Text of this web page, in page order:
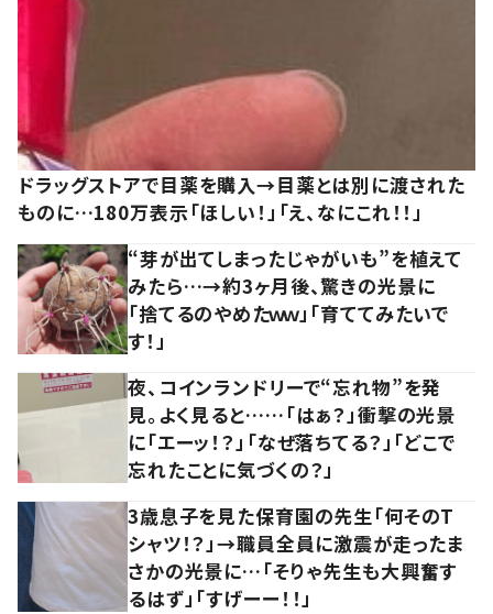
ドラッグストアで目薬を購入→目薬とは別に渡された
ものに…180万表示「ほしい！」「え、なにこれ！！」
“芽が出てしまったじゃがいも”を植えて
みたら…→約3ヶ月後、驚きの光景に
「捨てるのやめたｗｗ」「育ててみたいで
す！」
夜、コインランドリーで“忘れ物”を発
見。よく見ると……「はぁ？」衝撃の光景
に「エーッ！？」「なぜ落ちてる？」「どこで
忘れたことに気づくの？」
3歳息子を見た保育園の先生「何そのT
シャツ！？」→職員全員に激震が走ったま
さかの光景に…「そりゃ先生も大興奮す
るはず」「すげーー！！」